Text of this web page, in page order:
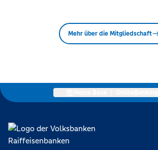
Mehr über die Mitgliedschaft